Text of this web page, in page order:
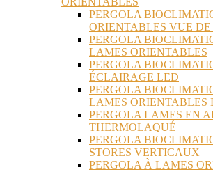
PERGOLA
ORIENTABLES VUE
PERGOLA
LAMES ORIENTABLES
PERGOLA
ÉCLAIRAGE LED
PERGOLA
LAMES ORIENTABLES
PERGOLA LAMES EN
THERMOLAQUÉ
PERGOLA
STORES VERTICAUX
PERGOLA À LAMES